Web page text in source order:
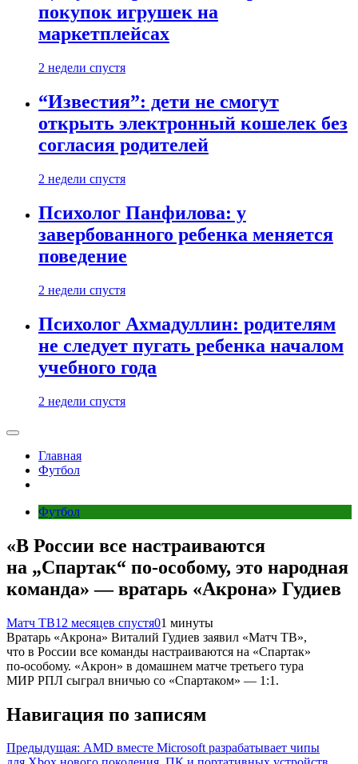
покупок игрушек на
маркетплейсах
2 недели спустя
“Известия”: дети не смогут
открыть электронный кошелек без
согласия родителей
2 недели спустя
Психолог Панфилова: у
завербованного ребенка меняется
поведение
2 недели спустя
Психолог Ахмадуллин: родителям
не следует пугать ребенка началом
учебного года
2 недели спустя
Главная
Футбол
Футбол
«В России все настраиваются
на „Спартак“ по‑особому, это народная
команда» — вратарь «Акрона» Гудиев
Матч ТВ12 месяцев спустя01 минуты
Вратарь «Акрона» Виталий Гудиев заявил «Матч ТВ»,
что в России все команды настраиваются на «Спартак»
по‑особому. «Акрон» в домашнем матче третьего тура
МИР РПЛ сыграл вничью со «Спартаком» — 1:1.
Навигация по записям
Предыдущая: AMD вместе Microsoft разрабатывает чипы